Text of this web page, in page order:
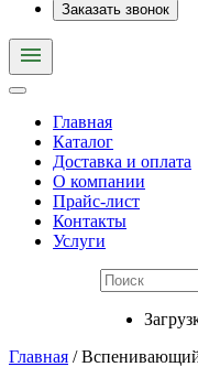
Заказать звонок
Главная
Каталог
Доставка и оплата
О компании
Прайс-лист
Контакты
Услуги
Главная /